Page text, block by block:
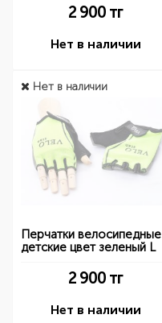
2 900 тг
Нет в наличии
Нет в наличии
Перчатки велосипедные
детские цвет зеленый L
2 900 тг
Нет в наличии